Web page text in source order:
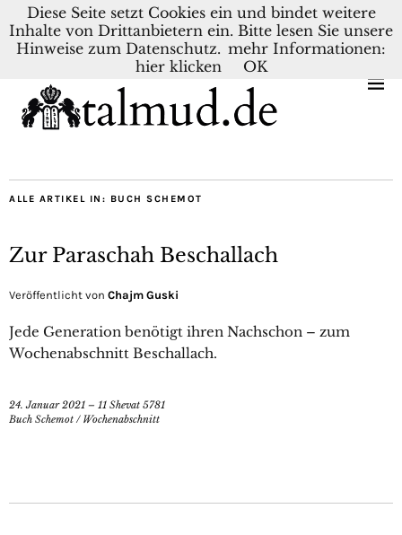
KONTAKT BLOG DEUTSCH NEDERLANDS
ALLE ARTIKEL IN: BUCH SCHEMOT
Zur Paraschah Beschallach
Veröffentlicht von Chajm Guski
Jede Generation benötigt ihren Nachschon – zum
Wochenabschnitt Beschallach.
24. Januar 2021 – 11 Shevat 5781
Buch Schemot / Wochenabschnitt
Diese Seite setzt Cookies ein und bindet weitere
Inhalte von Drittanbietern ein. Bitte lesen Sie unsere
Hinweise zum Datenschutz. mehr Informationen:
hier klicken
OK